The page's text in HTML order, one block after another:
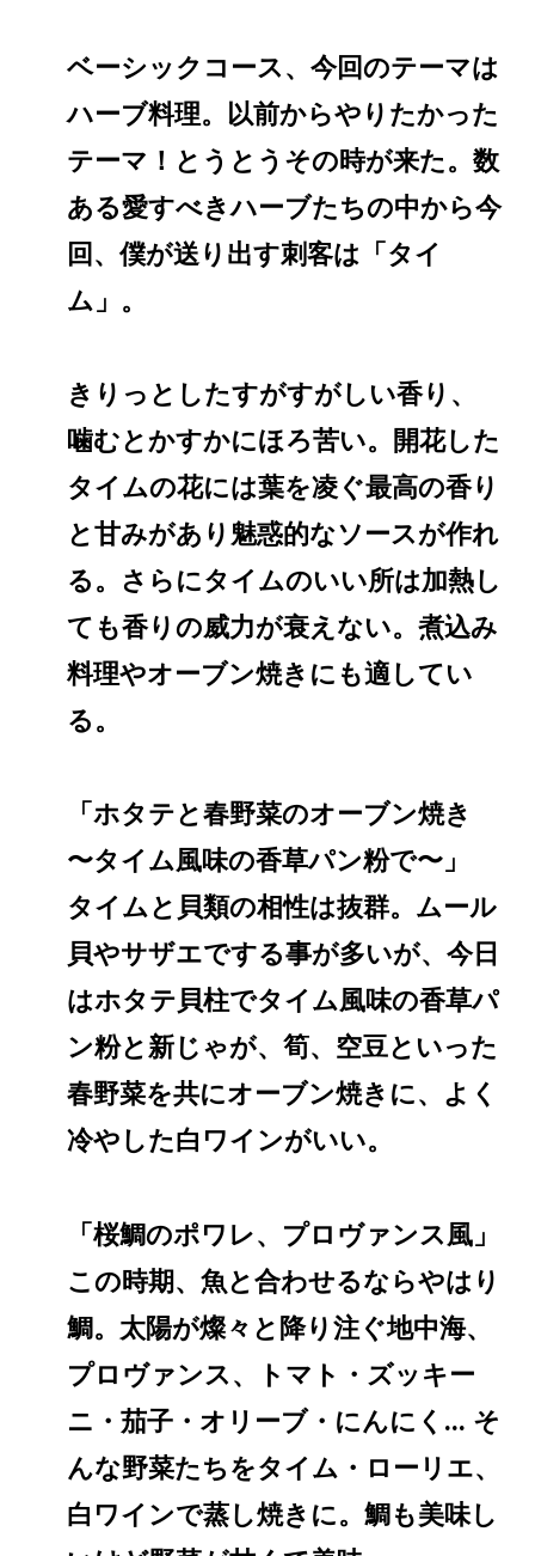
ベーシックコース、今回のテーマは
ハーブ料理。以前からやりたかった
テーマ！とうとうその時が来た。数
ある愛すべきハーブたちの中から今
回、僕が送り出す刺客は「タイ
ム」。
きりっとしたすがすがしい香り、
噛むとかすかにほろ苦い。開花した
タイムの花には葉を凌ぐ最高の香り
と甘みがあり魅惑的なソースが作れ
る。さらにタイムのいい所は加熱し
ても香りの威力が衰えない。煮込み
料理やオーブン焼きにも適してい
る。
「ホタテと春野菜のオーブン焼き
〜タイム風味の香草パン粉で〜」
タイムと貝類の相性は抜群。ムール
貝やサザエでする事が多いが、今日
はホタテ貝柱でタイム風味の香草パ
ン粉と新じゃが、筍、空豆といった
春野菜を共にオーブン焼きに、よく
冷やした白ワインがいい。
「桜鯛のポワレ、プロヴァンス風」
この時期、魚と合わせるならやはり
鯛。太陽が燦々と降り注ぐ地中海、
プロヴァンス、トマト・ズッキー
ニ・茄子・オリーブ・にんにく... そ
んな野菜たちをタイム・ローリエ、
白ワインで蒸し焼きに。鯛も美味し